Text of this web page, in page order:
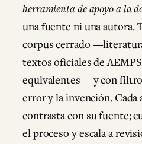
herramienta de apoyo a la
una fuente ni una autora.
corpus cerrado
textos oficiales de
equivalentes— y con
error y la invención. Cada
contrasta con su fuente;
el proceso y escala a